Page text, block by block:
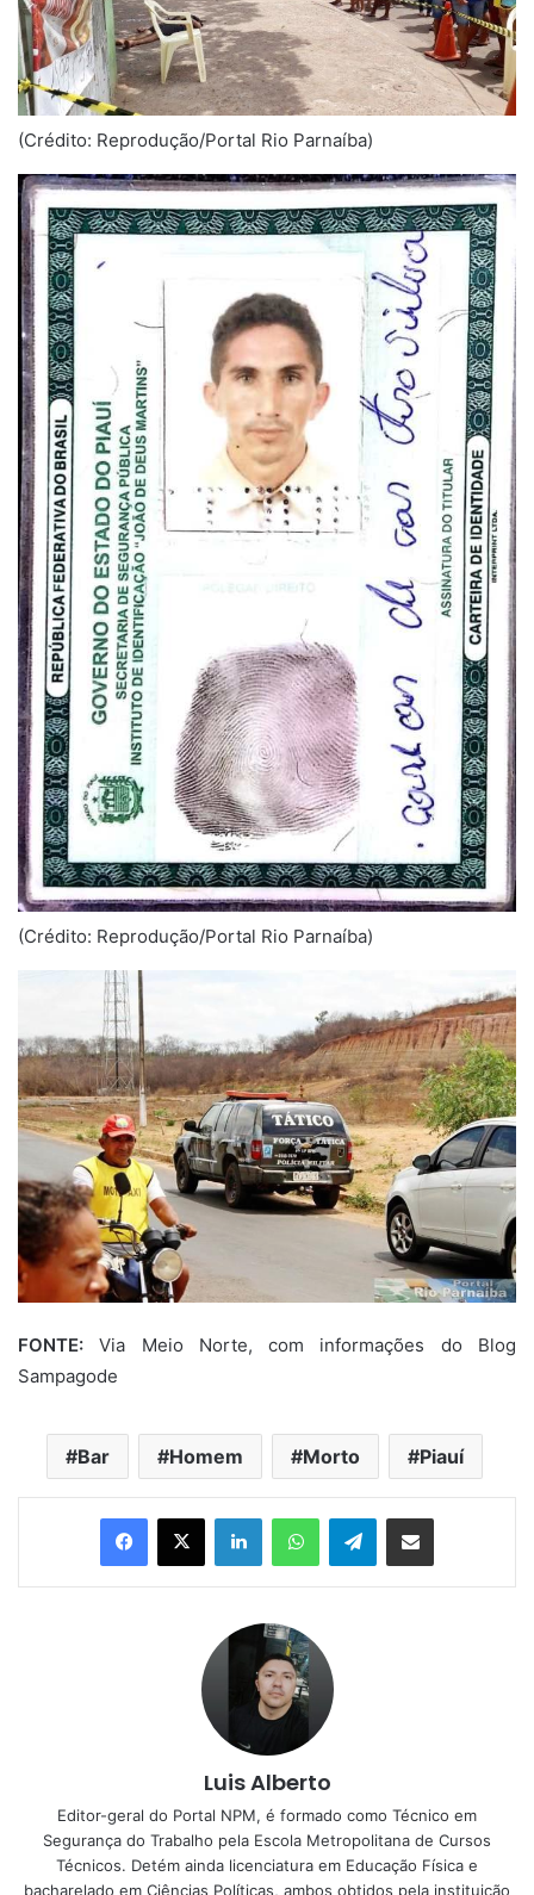
(Crédito: Reprodução/Portal Rio Parnaíba)
(Crédito: Reprodução/Portal Rio Parnaíba)
FONTE: Via Meio Norte, com informações do Blog
Sampagode
Bar Homem Morto Piauí
Telegram
Luis Alberto
Editor-geral do Portal NPM, é formado como Técnico em
Segurança do Trabalho pela Escola Metropolitana de Cursos
Técnicos. Detém ainda licenciatura em Educação Física e
bacharelado em Ciências Políticas, ambos obtidos pela instituição